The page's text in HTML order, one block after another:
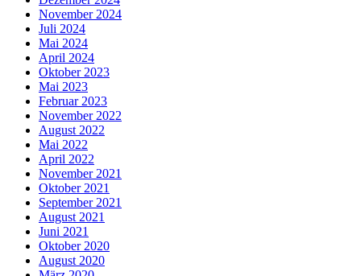
November 2024
Juli 2024
Mai 2024
April 2024
Oktober 2023
Mai 2023
Februar 2023
November 2022
August 2022
Mai 2022
April 2022
November 2021
Oktober 2021
September 2021
August 2021
Juni 2021
Oktober 2020
August 2020